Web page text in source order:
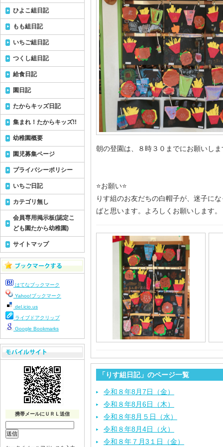
朝の登園は、８時３０までにお願いしま
⭐お願い⭐
りす組のお友だちの白帽子が、迷子に
ばと思います。よろしくお願いします。
「りす組日記」のページ一覧
令和８年8月7日（金）
令和８年8月6日（木）
令和８年8月５日（水）
令和８年8月4日（火）
令和８年７月3１日（金）
ひよこ組日記
もも組日記
いちご組日記
つくし組日記
給食日記
園日記
たからキッズ日記
集まれ！たからキッズ!!
幼稚園概要
園児募集ページ
プライバシーポリシー
いちご日記
カテゴリ無し
会員専用掲示板(認定こ
ども園たから幼稚園)
サイトマップ
はてなブックマーク
Yahoo!ブックマーク
del.icio.us
ライブドアクリップ
Google Bookmarks
携帯メールにＵＲＬ送信